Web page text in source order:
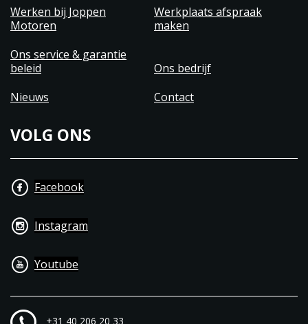
Werken bij Joppen
Motoren
Werkplaats afspraak
maken
Ons service & garantie
beleid
Ons bedrijf
Nieuws
Contact
VOLG ONS
Facebook
Instagram
Youtube
+31 40 206 20 33